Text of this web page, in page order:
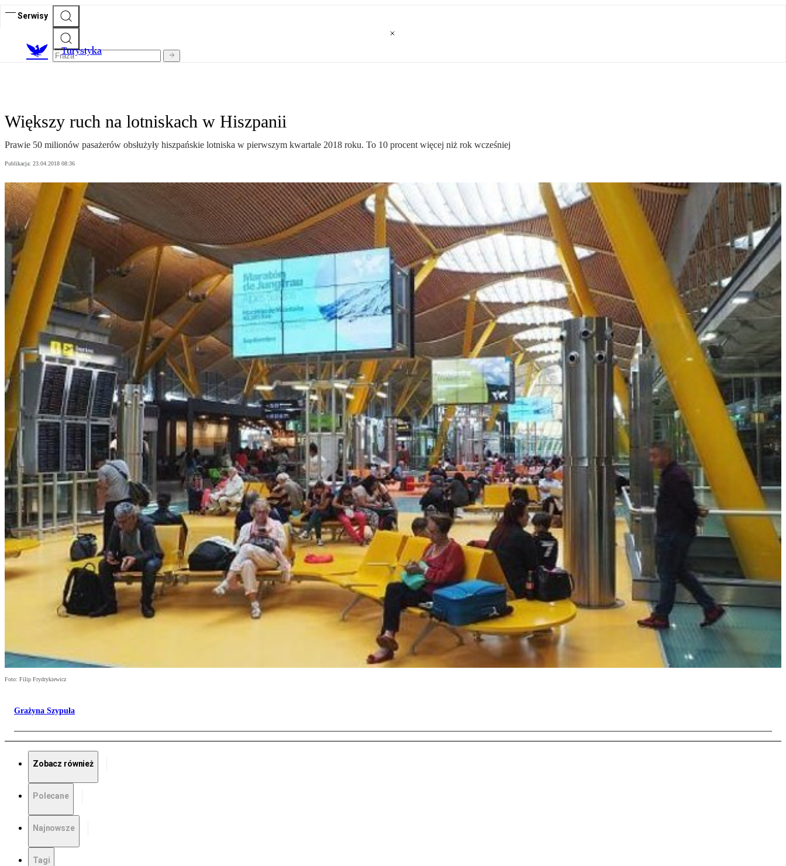
Serwisy
Turystyka
Większy ruch na lotniskach w Hiszpanii
Prawie 50 milionów pasażerów obsłużyły hiszpańskie lotniska w pierwszym kwartale 2018 roku. To 10 procent więcej niż rok wcześniej
Publikacja: 23.04.2018 08:36
Foto: Filip Frydrykiewicz
Grażyna Szypuła
Zobacz również
Polecane
Najnowsze
Tagi